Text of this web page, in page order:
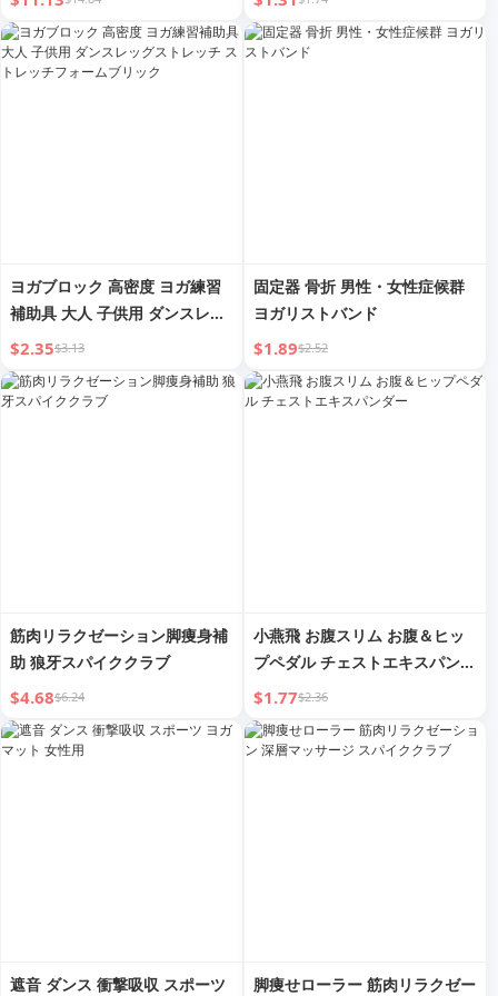
ケットボールプロジェクション
ラック 男の子用ビッグギフト
ヨガブロック 高密度 ヨガ練習
補助具 大人 子供用 ダンスレッ
グストレッチ ストレッチフォー
ムブリック
$2.35$3.13
固定器 骨折 男性・女性症候群
ヨガリストバンド
$1.89$2.52
筋肉リラクゼーション脚痩身補
助 狼牙スパイククラブ
$4.68$6.24
小燕飛 お腹スリム お腹＆ヒッ
プペダル チェストエキスパンダ
ー
$1.77$2.36
遮音 ダンス 衝撃吸収 スポーツ 脚痩せローラー 筋肉リラクゼー